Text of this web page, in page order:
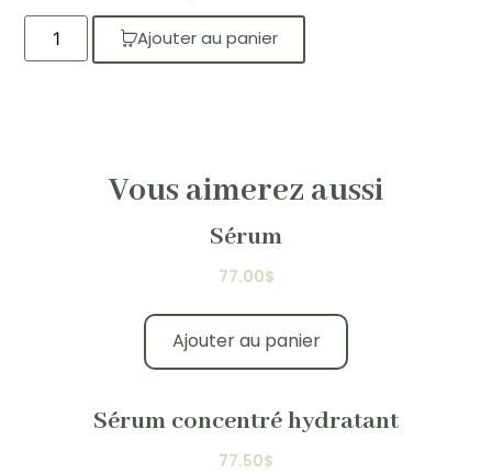
Ajouter au panier
Vous aimerez aussi
Sérum
77.00$
Ajouter au panier
Sérum concentré hydratant
77.50$